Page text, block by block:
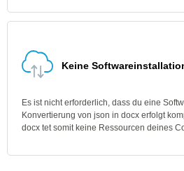
Keine
Es ist nicht erforderlich, dass du eine
Konvertierung von json in docx erfolgt
docx tet somit keine Ressourcen deines